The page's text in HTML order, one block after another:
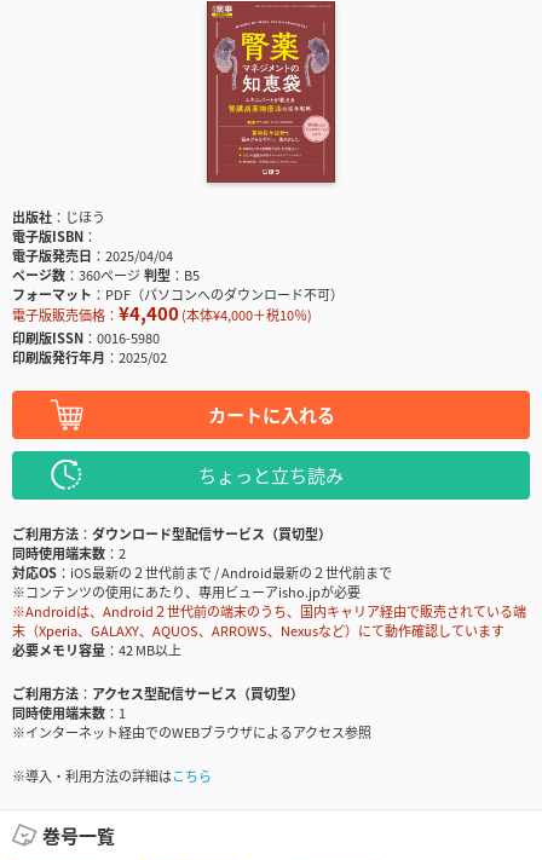
出版社
じほう
電子版ISBN
電子版発売日
2025/04/04
ページ数
360ページ判型
B5
フォーマット
PDF（パソコンへのダウンロード不可）
電子版販売価格： ¥4,400(本体¥4,000＋税10％)
印刷版ISSN
0016-5980
印刷版発行年月
2025/02
カートに入れる
ちょっと立ち読み
ご利用方法
ダウンロード型配信サービス（買切型）
同時使用端末数
2
対応OS
iOS最新の２世代前まで / Android最新の２世代前まで
※コンテンツの使用にあたり、専用ビューアisho.jpが必要
※Androidは、Android２世代前の端末のうち、国内キャリア経由で販売されている端
末（Xperia、GALAXY、AQUOS、ARROWS、Nexusなど）にて動作確認しています
必要メモリ容量
42 MB以上
ご利用方法
アクセス型配信サービス（買切型）
同時使用端末数
1
※インターネット経由でのWEBブラウザによるアクセス参照
※導入・利用方法の詳細はこちら
巻号一覧